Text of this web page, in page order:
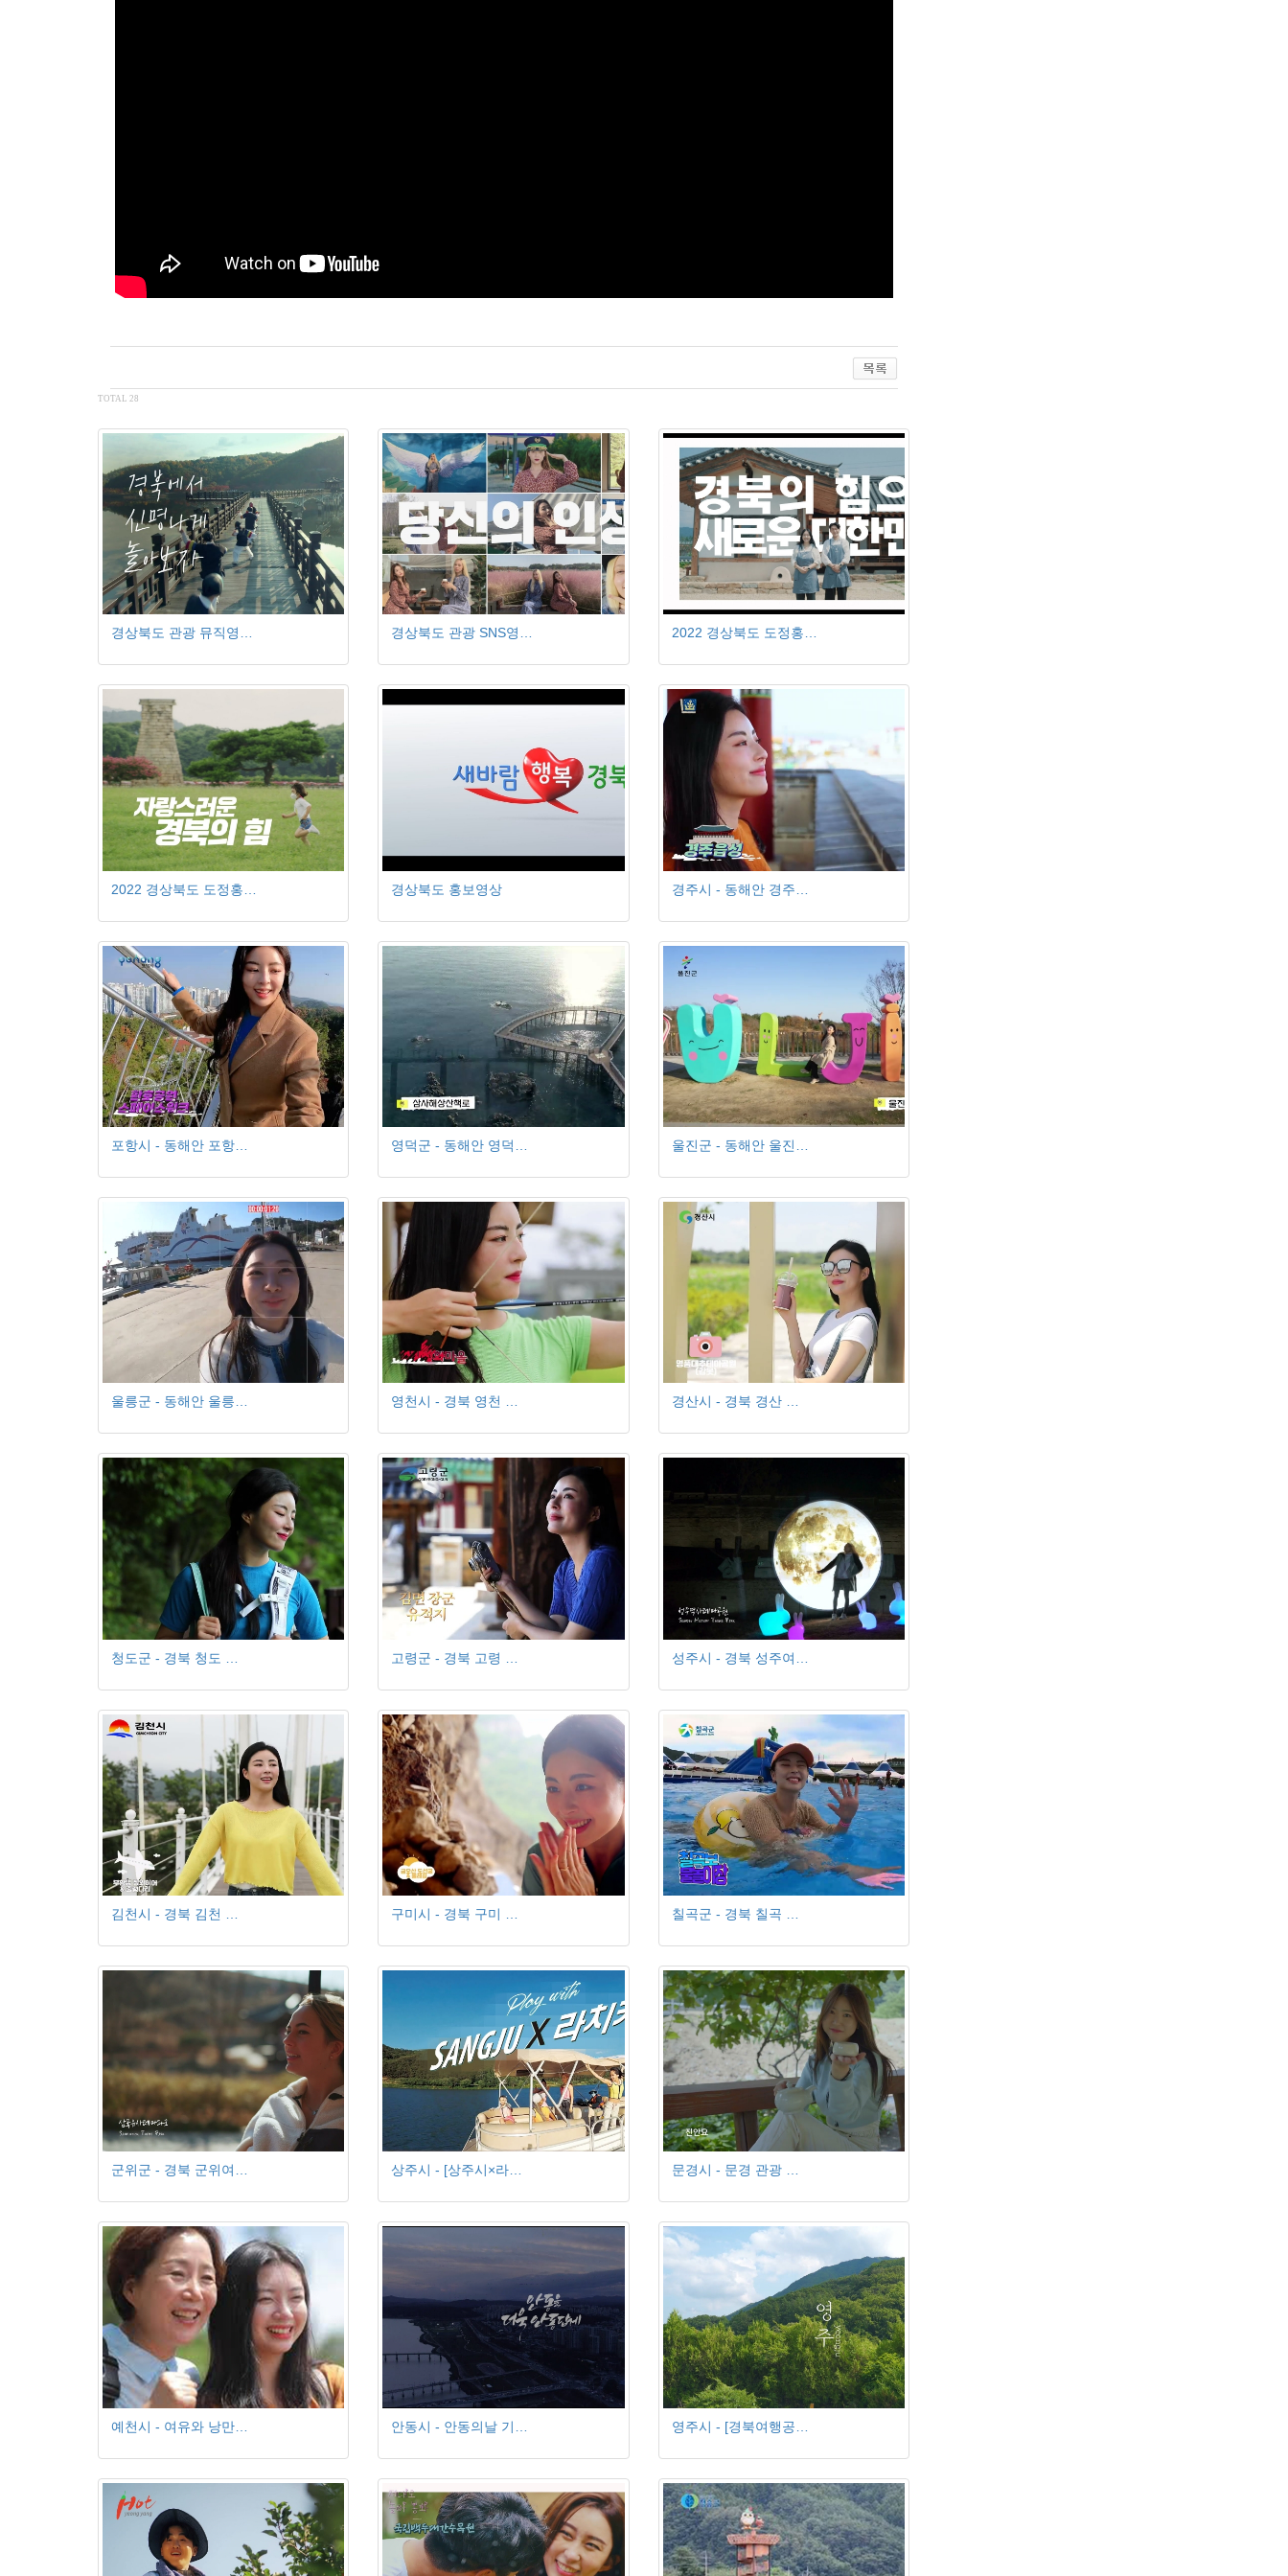
TOTAL 28
경상북도 관광 뮤직영… 경상북도 관광 SNS영… 2022 경상북도 도정홍…
2022 경상북도 도정홍… 경상북도 홍보영상 경주시 - 동해안 경주…
포항시 - 동해안 포항… 영덕군 - 동해안 영덕… 울진군 - 동해안 울진…
울릉군 - 동해안 울릉… 영천시 - 경북 영천 … 경산시 - 경북 경산 …
청도군 - 경북 청도 … 고령군 - 경북 고령 … 성주시 - 경북 성주여…
김천시 - 경북 김천 … 구미시 - 경북 구미 … 칠곡군 - 경북 칠곡 …
군위군 - 경북 군위여… 상주시 - [상주시×라… 문경시 - 문경 관광 …
예천시 - 여유와 낭만… 안동시 - 안동의날 기… 영주시 - [경북여행공…